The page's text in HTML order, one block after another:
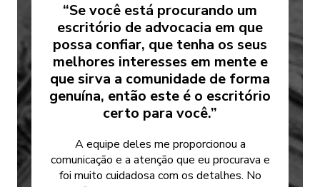
“Se você está procurando um
escritório de advocacia em que
possa confiar, que tenha os seus
melhores interesses em mente e
que sirva a comunidade de forma
genuína, então este é o escritório
certo para você.”
A equipe deles me proporcionou a
comunicação e a atenção que eu procurava e
foi muito cuidadosa com os detalhes. No